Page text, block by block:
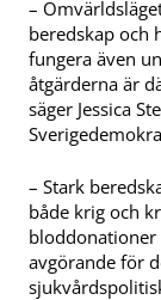
–
beredskap och
fungera även
åtgärderna är
säger Jessica
– Stark
både krig och
bloddonationer
avgörande för